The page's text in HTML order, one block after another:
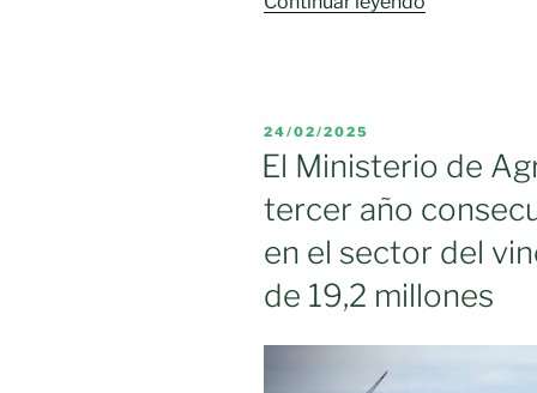
convocatoria
de
de
viñedo,
tendrá
PUBLICADO
EL
24/02/2025
El Ministerio de
tercer año
en el sector del
de 19,2 millones